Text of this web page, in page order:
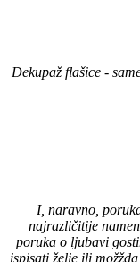
Dekupaž flašice -
I, naravno,
najrazličitije
poruka o ljubavi
ispisati želje ili